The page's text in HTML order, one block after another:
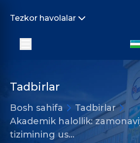
Tezkor havolalar
Tadbirlar
Bosh sahifa
Tadbirlar
Akademik halollik:
tizimining us…